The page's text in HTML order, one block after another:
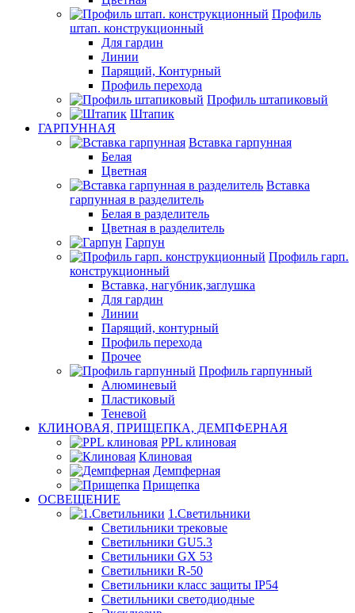
Профиль
штап. конструкционный
Для гардин
Линии
Парящий, Контурный
Профиль перехода
Профиль штапиковый
Штапик
ГАРПУННАЯ
Вставка гарпунная
Белая
Цветная
Вставка
гарпунная в разделитель
Белая в разделитель
Цветная в разделитель
Гарпун
Профиль гарп.
конструкционный
Вставка, нагубник,заглушка
Для гардин
Линии
Парящий, контурный
Профиль перехода
Прочее
Профиль гарпунный
Алюминевый
Пластиковый
Теневой
КЛИНОВАЯ, ПРИЩЕПКА, ДЕМПФЕРНАЯ
PPL клиновая
Клиновая
Демпферная
Прищепка
ОСВЕЩЕНИЕ
1.Светильники
Светильники трековые
Светильники GU5.3
Светильники GX 53
Светильники R-50
Светильники класс защиты IP54
Светильники светодиодные